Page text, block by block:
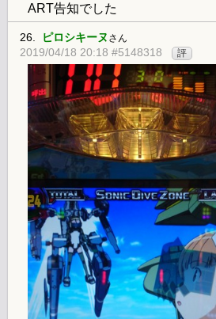
ART告知で
26. ピロシキーヌ さん
2019/04/18 20:18 #5148318 評